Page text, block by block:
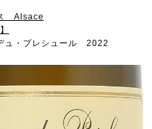
Alsace
ュ・プレシュール 2022